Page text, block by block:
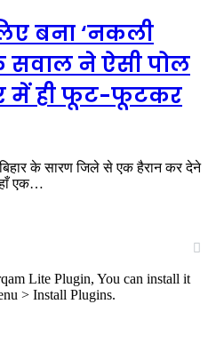
बना ‘नकली
सवाल ने ऐसी पोल
में ही फूट-फूटकर
के सारण जिले से एक हैरान कर देने
एक…
Lite Plugin, You can install it
> Install Plugins.